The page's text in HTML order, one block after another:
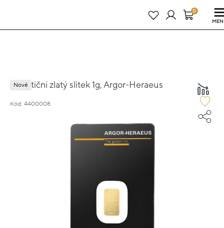
24 dní : 13h : 02m : 01s0
Investiční zlatý slitek 1g, Argor-Heraeus
Kód: 4400008
Nové